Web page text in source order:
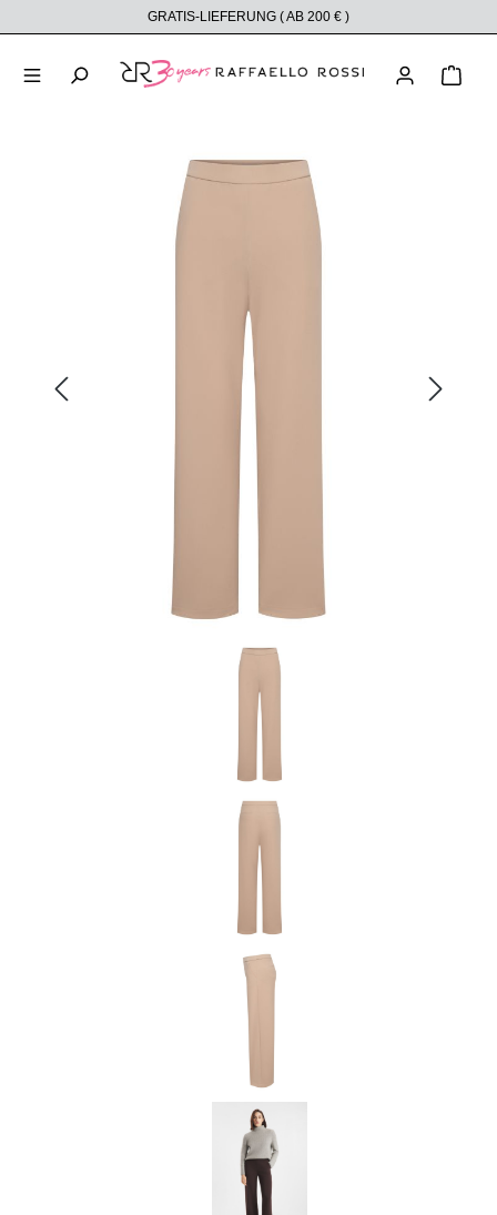
GRATIS-LIEFERUNG ( AB 200 € )